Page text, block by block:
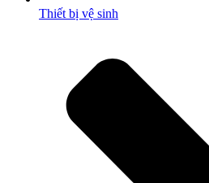
Thiết bị vệ sinh